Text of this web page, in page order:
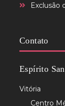
Exclusão
Contato
Espírito
Vitória
Centro